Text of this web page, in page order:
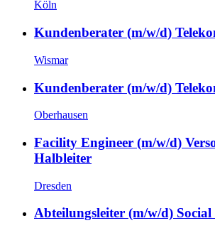
Köln
Kundenberater (m/w/d)
Wismar
Kundenberater (m/w/d)
Oberhausen
Facility Engineer (m/w/d)
Halbleiter
Dresden
Abteilungsleiter (m/w/d)